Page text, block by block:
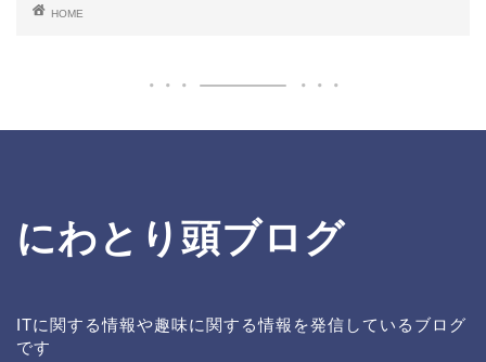
HOME
にわとり頭ブログ
ITに関する情報や趣味に関する情報を発信しているブログ
です